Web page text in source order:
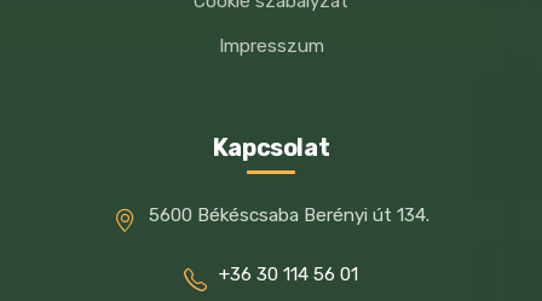
**4% rehidratált zöldségnek felel meg a
zöldségnek felel meg.
Analitikai összetevők: Tápértékkel
rendelkező adalékanyagok:
Impresszum
Kapcsolat
5600 Békéscsaba Berényi út 134.
+36 30 114 56 01